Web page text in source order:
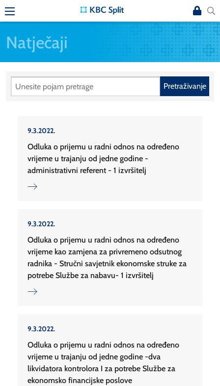
Natječaji
Pretraživanje
9.3.2022.
Odluka o prijemu u radni odnos na određeno
vrijeme u trajanju od jedne godine -
administrativni referent - 1 izvršitelj
9.3.2022.
Odluka o prijemu u radni odnos na određeno
vrijeme kao zamjena za privremeno odsutnog
radnika - Stručni savjetnik ekonomske struke za
potrebe Službe za nabavu- 1 izvršitelj
9.3.2022.
Odluka o prijemu u radni odnos na određeno
vrijeme u trajanju od jedne godine -dva
likvidatora kontrolora I za potrebe Službe za
ekonomsko financijske poslove